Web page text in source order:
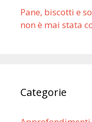
Pane, biscotti e
non è mai stata
Categorie